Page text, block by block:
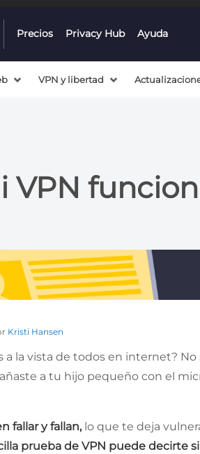
Precios Privacy Hub Ayuda
VPN y libertad
VPN
Kristi Hansen
la vista de todos en internet? No
a tu hijo pequeño con el
fallar y fallan, lo que te deja
prueba de VPN puede decirte